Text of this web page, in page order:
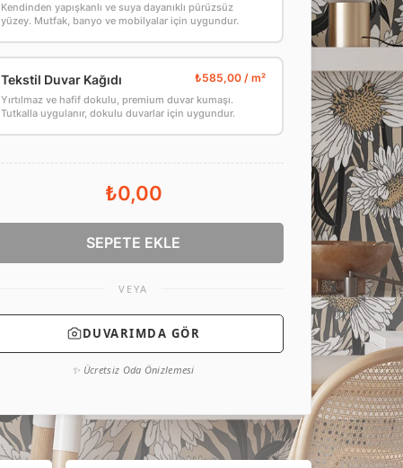
Kendinden yapışkanlı ve suya dayanıklı pürüzsüz
yüzey. Mutfak, banyo ve mobilyalar için uygundur.
Tekstil Duvar Kağıdı
Yırtılmaz ve hafif dokulu, premium duvar kumaşı.
Tutkalla uygulanır, dokulu duvarlar için uygundur.
₺0,00
SEPETE EKLE
VEYA
DUVARIMDA GÖR
✨ Ücretsiz Oda Önizlemesi